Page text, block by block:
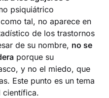
psiquiátrico
tal, no aparece en
de los trastornos
de su nombre, no se
porque su
y no el miedo, que
Este punto es un tema
científica.